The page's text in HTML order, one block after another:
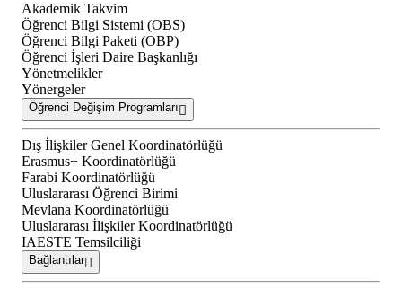
Akademik Takvim
Öğrenci Bilgi Sistemi (OBS)
Öğrenci Bilgi Paketi (OBP)
Öğrenci İşleri Daire Başkanlığı
Yönetmelikler
Yönergeler
Öğrenci Değişim Programları
Dış İlişkiler Genel Koordinatörlüğü
Erasmus+ Koordinatörlüğü
Farabi Koordinatörlüğü
Uluslararası Öğrenci Birimi
Mevlana Koordinatörlüğü
Uluslararası İlişkiler Koordinatörlüğü
IAESTE Temsilciliği
Bağlantılar